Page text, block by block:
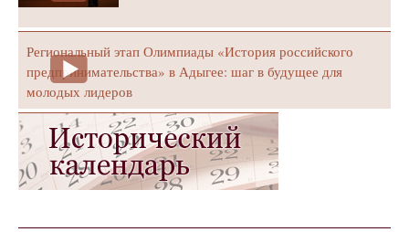
Региональный этап Олимпиады «История российского
предпринимательства» в Адыгее: шаг в будущее для
молодых лидеров